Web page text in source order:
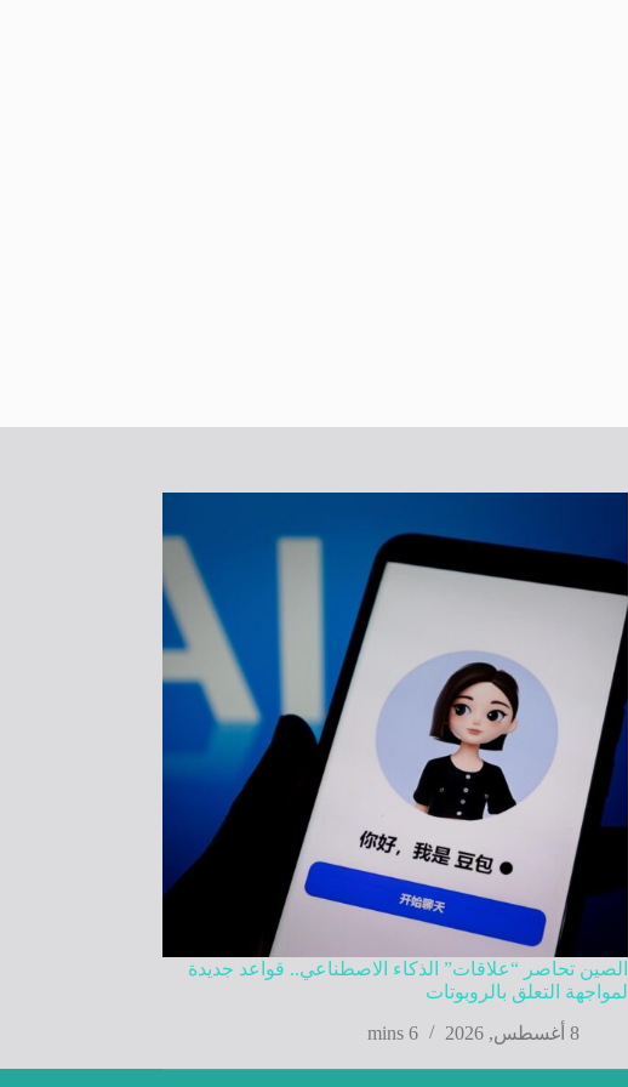
الصين تحاصر “علاقات” الذكاء الاصطناعي.. قواعد جديدة
لمواجهة التعلق بالروبوتات
8 أغسطس, 2026
6 mins